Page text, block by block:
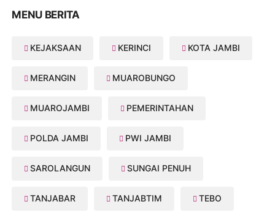
MENU BERITA
KEJAKSAAN KERINCI KOTA JAMBI
MERANGIN MUAROBUNGO
MUAROJAMBI PEMERINTAHAN
POLDA JAMBI PWI JAMBI
SAROLANGUN SUNGAI PENUH
TANJABAR TANJABTIM TEBO